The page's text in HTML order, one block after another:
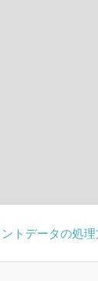
トデータの処